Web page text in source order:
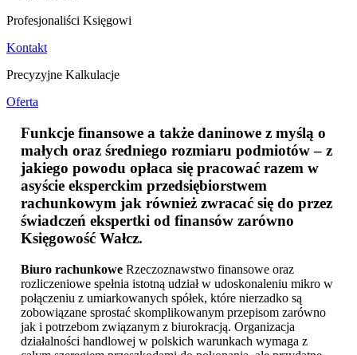
Profesjonaliści Księgowi
Kontakt
Precyzyjne Kalkulacje
Oferta
Funkcje finansowe a także daninowe z myślą o
małych oraz średniego rozmiaru podmiotów – z
jakiego powodu opłaca się pracować razem w
asyście eksperckim przedsiębiorstwem
rachunkowym jak również zwracać się do przez
świadczeń ekspertki od finansów zarówno
Księgowość Wałcz.
Biuro rachunkowe Rzeczoznawstwo finansowe oraz
rozliczeniowe spełnia istotną udział w udoskonaleniu mikro w
połączeniu z umiarkowanych spółek, które nierzadko są
zobowiązane sprostać skomplikowanym przepisom zarówno
jak i potrzebom związanym z biurokracją. Organizacja
działalności handlowej w polskich warunkach wymaga z